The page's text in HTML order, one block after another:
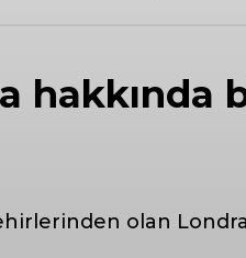
hakkında
olan